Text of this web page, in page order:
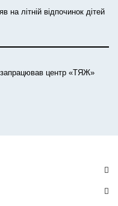
літній відпочинок дітей
запрацював центр «ТЯЖ»